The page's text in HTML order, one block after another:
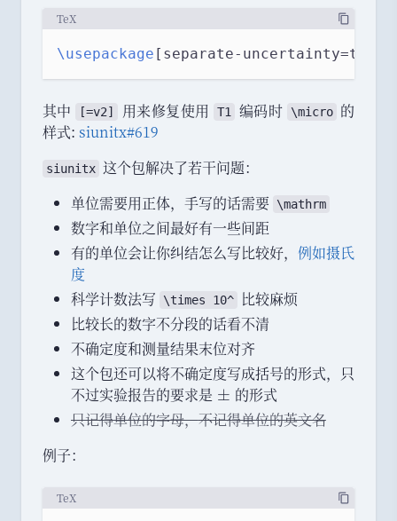
TeX
\usepackage [separate-
其中 [=v2] 用来修复使用 T1 编码时 \micro 的
样式: siunitx#619
siunitx 这个包解决了若干问题：
单位需要用正体， 手写的话需要 \mathrm
数字和单位之间最好有一些间距
有的单位会让你纠结怎么写比较好， 例如摄氏
度
科学计数法写
\times 10^
比较麻烦
比较长的数字不分段的话看不清
不确定度和测量结果末位对齐
这个包还可以将不确定度写成括号的形式，
只
不过实验报告的要求是 \
p
± 的形式
只记得单位的字母， 不记得单位的英文名
例子：
TeX